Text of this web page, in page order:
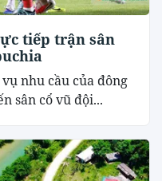
tiếp trận sân
nhu cầu của đông
sân cổ vũ đội...